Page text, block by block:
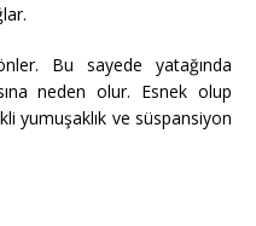
Bu sayede yatağında
neden olur. Esnek olup
yumuşaklık ve süspansiyon